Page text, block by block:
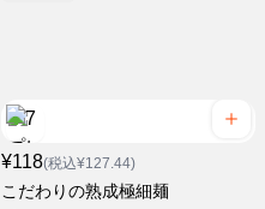
¥118(税込¥127.44)
こだわりの熟成極細麺